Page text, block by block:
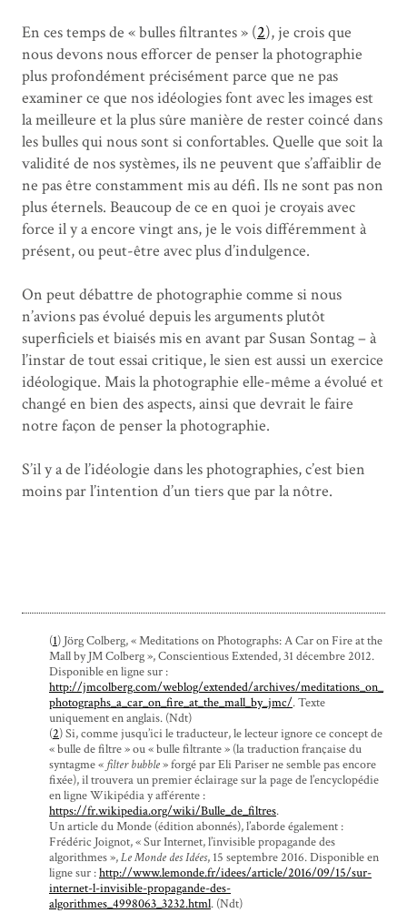
En ces temps de « bulles filtrantes » (2), je crois que
nous devons nous efforcer de penser la photographie
plus profondément précisément parce que ne pas
examiner ce que nos idéologies font avec les images est
la meilleure et la plus sûre manière de rester coincé dans
les bulles qui nous sont si confortables. Quelle que soit la
validité de nos systèmes, ils ne peuvent que s’affaiblir de
ne pas être constamment mis au défi. Ils ne sont pas non
plus éternels. Beaucoup de ce en quoi je croyais avec
force il y a encore vingt ans, je le vois différemment à
présent, ou peut-être avec plus d’indulgence.
On peut débattre de photographie comme si nous
n’avions pas évolué depuis les arguments plutôt
superficiels et biaisés mis en avant par Susan Sontag – à
l’instar de tout essai critique, le sien est aussi un exercice
idéologique. Mais la photographie elle-même a évolué et
changé en bien des aspects, ainsi que devrait le faire
notre façon de penser la photographie.
S’il y a de l’idéologie dans les photographies, c’est bien
moins par l’intention d’un tiers que par la nôtre.
(1) Jörg Colberg, « Meditations on Photographs: A Car on Fire at the
Mall by JM Colberg », Conscientious Extended, 31 décembre 2012.
Disponible en ligne sur :
http://jmcolberg.com/weblog/extended/archives/meditations_on_
photographs_a_car_on_fire_at_the_mall_by_jmc/. Texte
uniquement en anglais. (Ndt)
(2) Si, comme jusqu’ici le traducteur, le lecteur ignore ce concept de
« bulle de filtre » ou « bulle filtrante » (la traduction française du
syntagme « filter bubble» forgé par Eli Pariser ne semble pas encore
fixée), il trouvera un premier éclairage sur la page de l’encyclopédie
en ligne Wikipédia y afférente :
https://fr.wikipedia.org/wiki/Bulle_de_filtres.
Un article du Monde (édition abonnés), l’aborde également :
Frédéric Joignot, « Sur Internet, l’invisible propagande des
algorithmes »,Le Monde des Idées, 15 septembre 2016. Disponible en
ligne sur :http://www.lemonde.fr/idees/article/2016/09/15/sur-
internet-l-invisible-propagande-des-
algorithmes_4998063_3232.html. (Ndt)